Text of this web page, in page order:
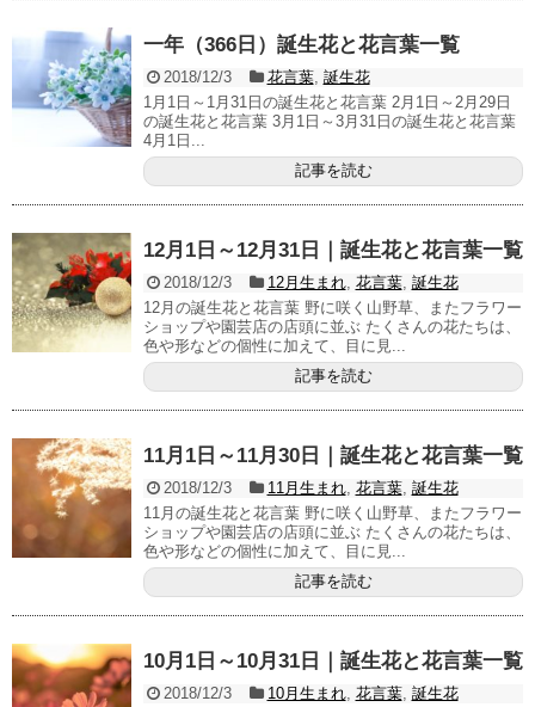
一年（366日）誕生花と花言葉一覧
2018/12/3 花言葉, 誕生花
1月1日～1月31日の誕生花と花言葉 2月1日～2月29日
の誕生花と花言葉 3月1日～3月31日の誕生花と花言葉
4月1日...
記事を読む
12月1日～12月31日｜誕生花と花言葉一覧
2018/12/3 12月生まれ, 花言葉, 誕生花
12月の誕生花と花言葉 野に咲く山野草、またフラワー
ショップや園芸店の店頭に並ぶ たくさんの花たちは、
色や形などの個性に加えて、目に見...
記事を読む
11月1日～11月30日｜誕生花と花言葉一覧
2018/12/3 11月生まれ, 花言葉, 誕生花
11月の誕生花と花言葉 野に咲く山野草、またフラワー
ショップや園芸店の店頭に並ぶ たくさんの花たちは、
色や形などの個性に加えて、目に見...
記事を読む
10月1日～10月31日｜誕生花と花言葉一覧
2018/12/3 10月生まれ, 花言葉, 誕生花